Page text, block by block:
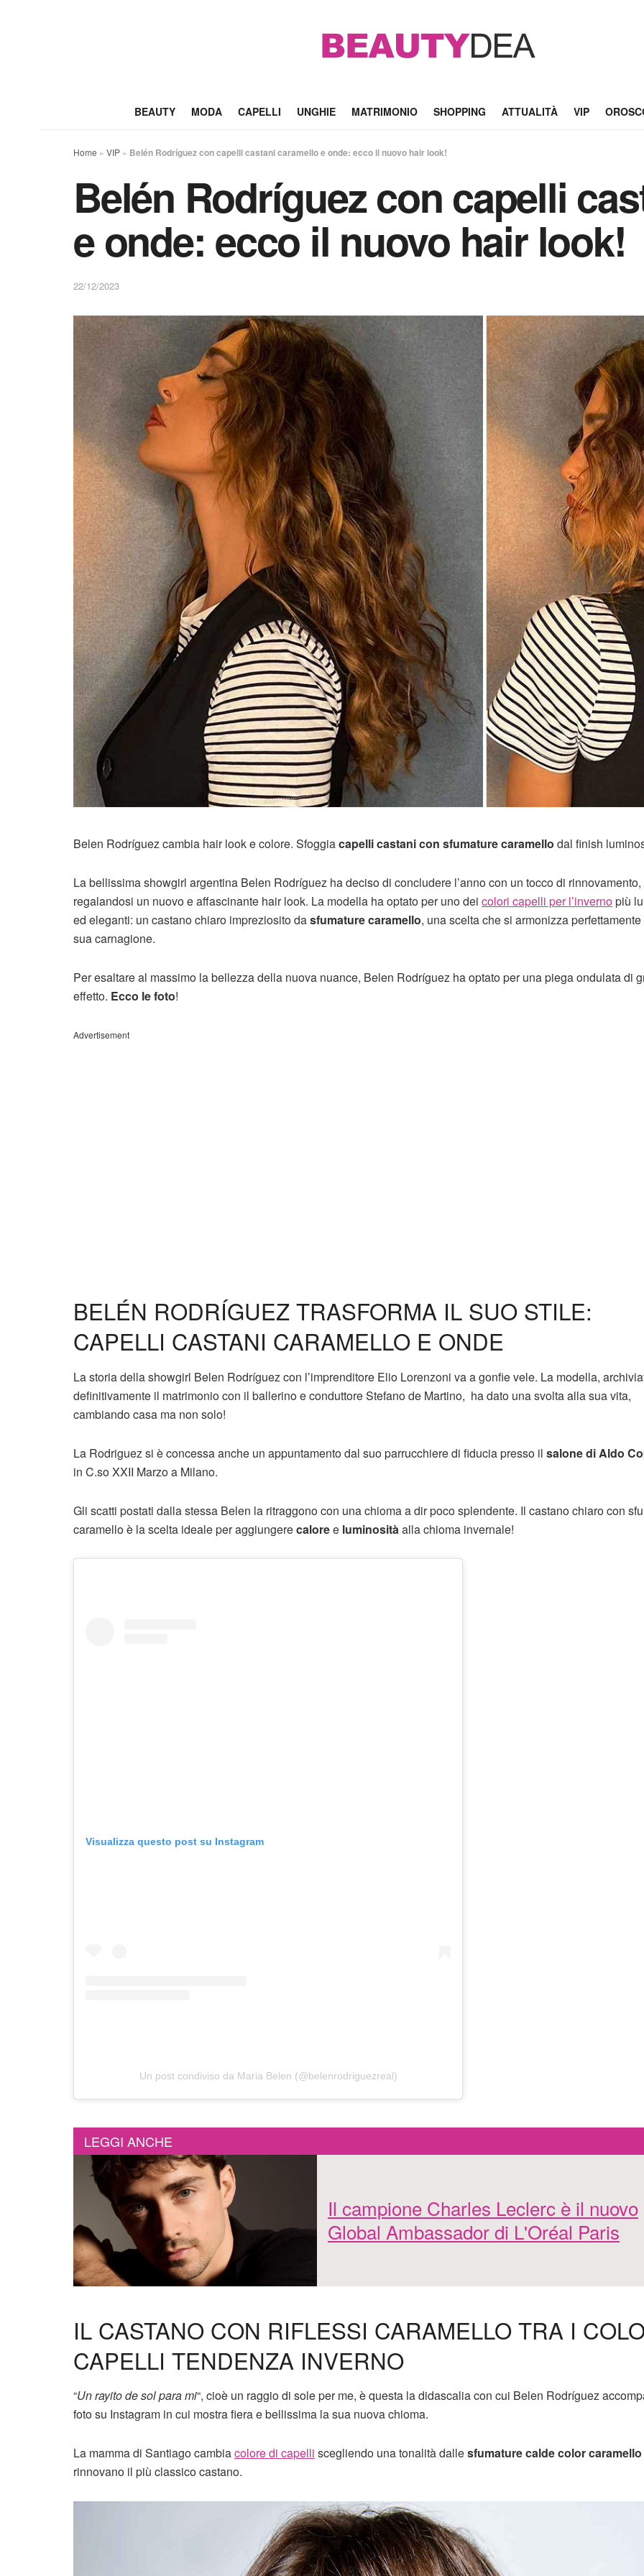
BEAUTY MODA CAPELLI UNGHIE MATRIMONIO SHOPPING ATTUALITÀ VIP
Home » VIP » Belén Rodríguez con capelli castani caramello e onde: ecco il nuovo hair look!
Belén Rodríguez con capelli
e onde: ecco il nuovo hair look!
22/12/2023
Belen Rodríguez cambia hair look e colore. Sfoggiacapelli castani con sfumature caramello dal finish
La bellissima showgirl argentina Belen Rodríguez ha deciso di concludere l’anno con un tocco di rinnovamento,
regalandosi un nuovo e affascinante hair look. La modella ha optato per uno dei colori capelli per l’invernopiù
ed eleganti: un castano chiaro impreziosito dasfumature caramello, una scelta che si armonizza
sua carnagione.
Per esaltare al massimo la bellezza della nuova nuance, Belen Rodríguez ha optato per una piega ondulata di
effetto. Ecco le foto!
Advertisement
BELÉN RODRÍGUEZ TRASFORMA IL SUO STILE:
CAPELLI CASTANI CARAMELLO E ONDE
La storia della showgirl Belen Rodríguez con l’imprenditore Elio Lorenzoni va a gonfie vele. La modella,
definitivamente il matrimonio con il ballerino e conduttore Stefano de Martino, ha dato una svolta alla sua vita,
cambiando casa ma non solo!
La Rodriguez si è concessa anche un appuntamento dal suo parrucchiere di fiducia presso il salone di Aldo
in C.so XXII Marzo a Milano.
Gli scatti postati dalla stessa Belen la ritraggono con una chioma a dir poco splendente. Il castano chiaro con
caramello è la scelta ideale per aggiungerecaloree luminositàalla chioma invernale!
Visualizza questo post su Instagram
Un post condiviso da Maria Belen (@belenrodriguezreal)
LEGGI ANCHE
Il campione Charles Leclerc è il nuovo
Global Ambassador di L'Oréal Paris
IL CASTANO CON RIFLESSI CARAMELLO TRA I
CAPELLI TENDENZA INVERNO
“Un rayito de sol para mi“, cioè un raggio di sole per me, è questa la didascalia con cui Belen Rodríguez
foto su Instagram in cui mostra fiera e bellissima la sua nuova chioma.
La mamma di Santiago cambiacolore di capelli scegliendo una tonalità dallesfumature calde color caramello
rinnovano il più classico castano.